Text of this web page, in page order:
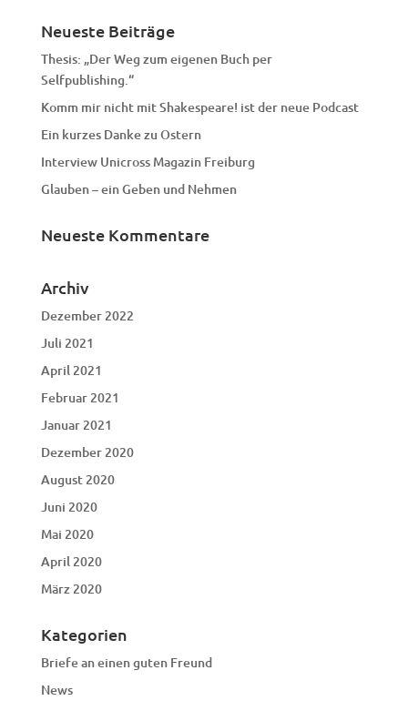
Neueste Beiträge
Thesis: „Der Weg zum eigenen Buch per
Selfpublishing.“
Komm mir nicht mit Shakespeare! ist der neue Podcast
Ein kurzes Danke zu Ostern
Interview Unicross Magazin Freiburg
Glauben – ein Geben und Nehmen
Neueste Kommentare
Archiv
Dezember 2022
Juli 2021
April 2021
Februar 2021
Januar 2021
Dezember 2020
August 2020
Juni 2020
Mai 2020
April 2020
März 2020
Kategorien
Briefe an einen guten Freund
News